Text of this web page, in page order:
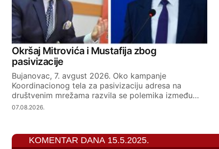
Okršaj Mitrovića i Mustafija zbog
pasivizacije
Bujanovac, 7. avgust 2026. Oko kampanje
Koordinacionog tela za pasivizaciju adresa na
društvenim mrežama razvila se polemika između…
07.08.2026.
KOMENTAR DANA 15.5.2025.